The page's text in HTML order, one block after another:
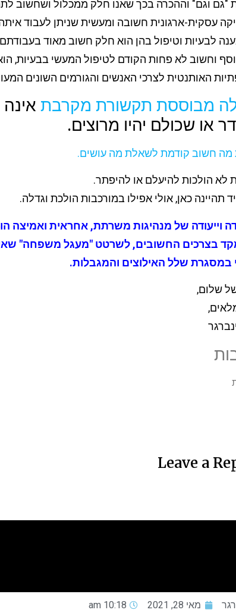
"גם וגם" וההכרה בכך שאנו חלק ממכלול ושחשוב
עסקית-ארגונית חשובה ומעשית שניתן לעבוד איתה
לבעיות וטיפול בהן הוא חלק חשוב מאוד
וחשוב לא פחות הקודם לטיפול המעשי בבעיות,
האותנטית לצרכי האנשים והגורמים השונים
מבוססת תקשורת מקרבת
או שכולם יהיו מרוצים.
חשוב קודמת לשאלת מה עושים.
לא הולכות להיעלם או להיפתר.
תהיינה כאן, אולי אפילו במורכבות הולכת וגדלה.
וייעודה של מנהיגות משרתת, אחראית ואמיצה
בצרכים החשובים, לשרטט "מעגל משפחה"
במסגרת שלל האילוצים והמגבלות.
שלום,
Leave a
מאי 28, 2021 10:18 am